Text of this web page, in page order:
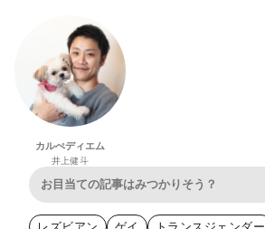
カルぺディエム
井上健斗